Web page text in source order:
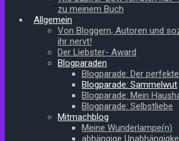
zu meinem Buch
Allgemein
Von Bloggern, Autoren und
ihr nervt!
Der Liebster- Award
Blogparaden
Blogparade: Der
Blogparade: Sammelwut
Blogparade: Mein
Blogparade: Selbstliebe
Mitmachblog
Meine Wunderlampe(n)
abhängige